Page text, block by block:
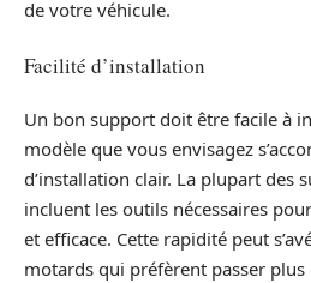
de votre véhicule.
Facilité d’installation
Un bon support doit être facile à
modèle que vous envisagez
d’installation clair. La plupart des
incluent les outils nécessaires
et efficace. Cette rapidité peut
motards qui préfèrent passer